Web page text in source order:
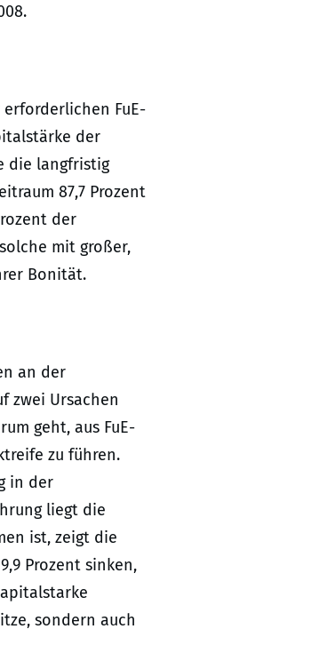
FuE-
der
die langfristig
87,7 Prozent
der
mit großer,
Bonität.
an der
zwei Ursachen
geht, aus FuE-
zu führen.
in der
liegt die
ist, zeigt die
Prozent sinken,
sondern auch